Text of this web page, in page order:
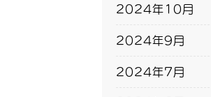
2024年10月
2024年9月
2024年7月